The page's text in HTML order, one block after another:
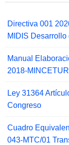
Directiva 001
MIDIS Desarrollo
Manual
2018-
Ley 31364
Congreso
Cuadro
043-MTC/01